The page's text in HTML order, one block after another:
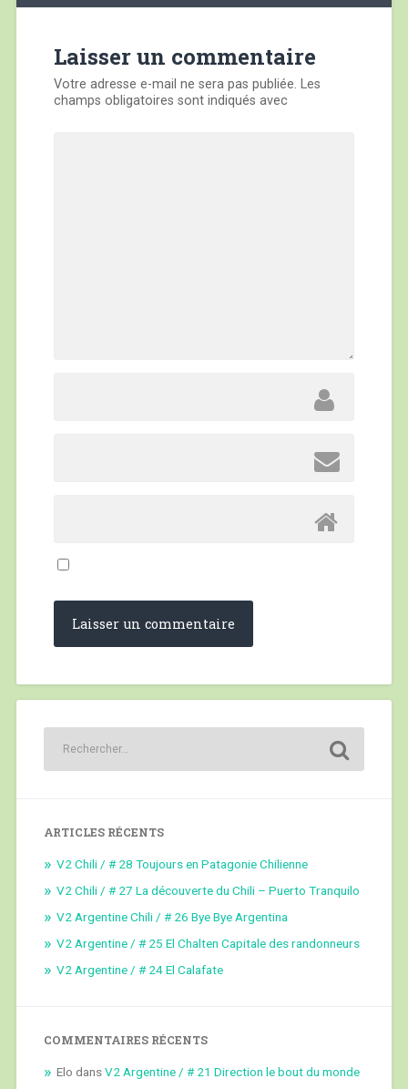
Laisser un commentaire
Votre adresse e-mail ne sera pas publiée. Les
champs obligatoires sont indiqués avec
ARTICLES RÉCENTS
V2 Chili / # 28 Toujours en Patagonie Chilienne
V2 Chili / # 27 La découverte du Chili – Puerto Tranquilo
V2 Argentine Chili / # 26 Bye Bye Argentina
V2 Argentine / # 25 El Chalten Capitale des randonneurs
V2 Argentine / # 24 El Calafate
COMMENTAIRES RÉCENTS
Elo dansV2 Argentine / # 21 Direction le bout du monde